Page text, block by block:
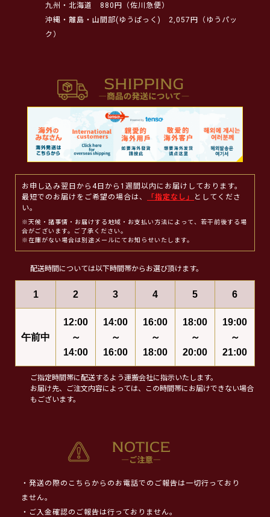
九州・北海道
880円（佐川急便）
沖縄・離島・山間部(ゆうぱっく)
2,057円（ゆうパッ
ク）
お申し込み翌日から4日から1週間以内にお届けしております。
最短でのお届けをご希望の場合は、
「指定なし」
としてくださ
い。
※天候・諸事情・お届けする地域・お支払い方法によって、若干前後する場
合がございます。ご了承ください。
※在庫がない場合は別途メールにてお知らせいたします。
配送時間については以下時間帯からお選び頂けます。
1 2 3 4 5 6
午前中
12:00
～
14:00
14:00
～
16:00
16:00
～
18:00
18:00
～
20:00
19:00
～
21:00
ご指定時間帯に配送するよう運搬会社に指示いたします。
お届け先、ご注文内容によっては、この時間帯にお届けできない場合
もございます。
・発送の際のこちらからのお電話でのご報告は一切行っており
ません。
・ご入金確認のご報告は行っておりません。